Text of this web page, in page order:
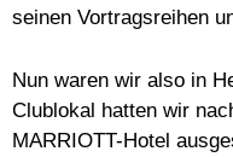
seinen Vortragsreihen
Nun waren wir also in
Clublokal hatten wir
MARRIOTT-Hotel